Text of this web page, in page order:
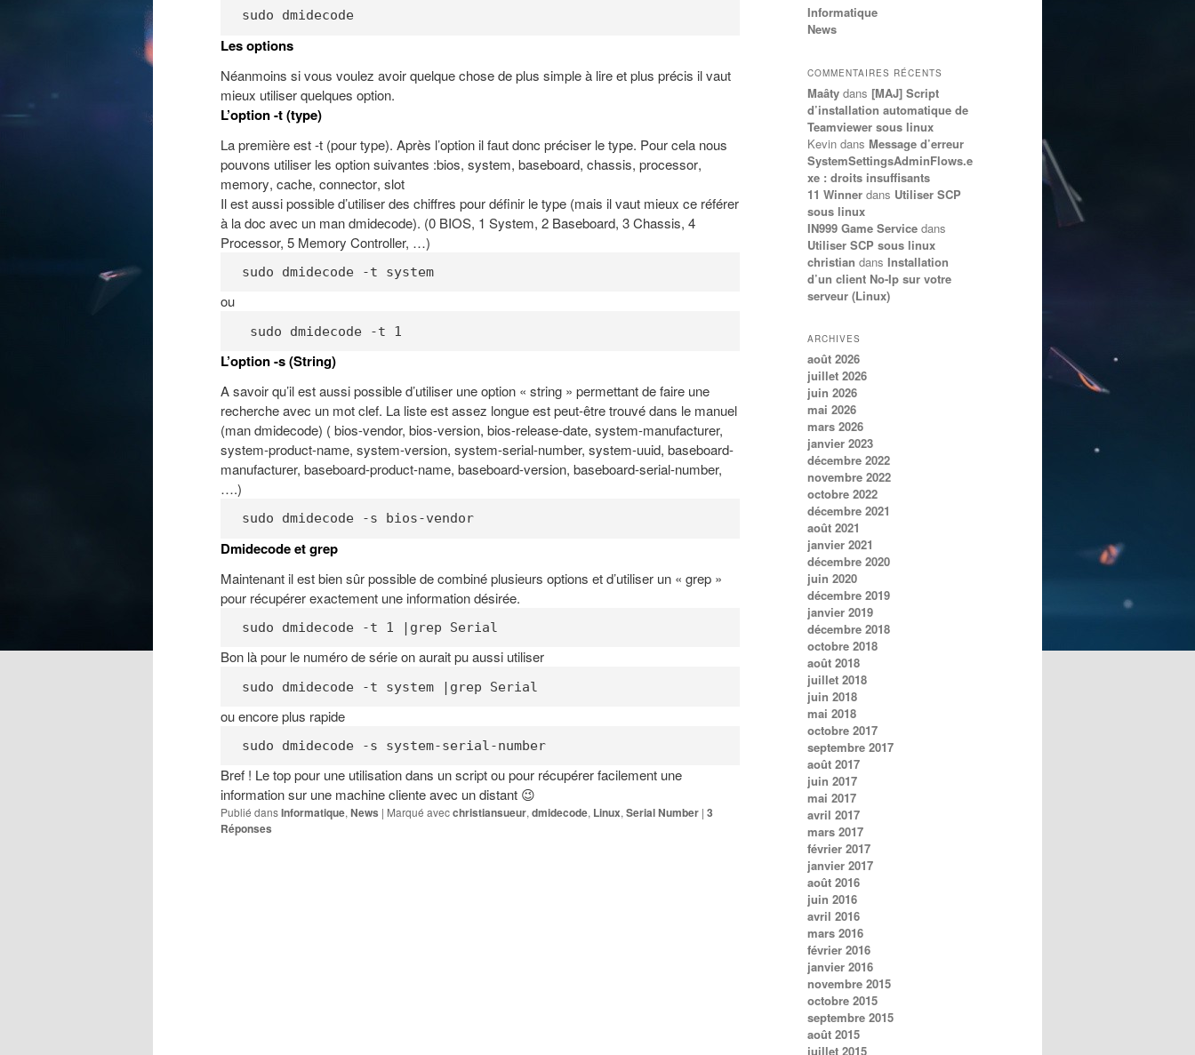
sudo dmidecode
Les options
Néanmoins si vous voulez avoir quelque chose de plus simple à lire et plus précis il vaut
mieux utiliser quelques option.
L’option -t (type)
La première est -t (pour type). Après l’option il faut donc préciser le type. Pour cela nous
pouvons utiliser les option suivantes :bios, system, baseboard, chassis, processor,
memory, cache, connector, slot
Il est aussi possible d’utiliser des chiffres pour définir le type (mais il vaut mieux ce référer
à la doc avec un man dmidecode). (0 BIOS, 1 System, 2 Baseboard, 3 Chassis, 4
Processor, 5 Memory Controller, …)
sudo dmidecode -t system
ou
sudo dmidecode -t 1
L’option -s (String)
A savoir qu’il est aussi possible d’utiliser une option « string » permettant de faire une
recherche avec un mot clef. La liste est assez longue est peut-être trouvé dans le manuel
(man dmidecode) ( bios-vendor, bios-version, bios-release-date, system-manufacturer,
system-product-name, system-version, system-serial-number, system-uuid, baseboard-
manufacturer, baseboard-product-name, baseboard-version, baseboard-serial-number,
….)
sudo dmidecode -s bios-vendor
Dmidecode et grep
Maintenant il est bien sûr possible de combiné plusieurs options et d’utiliser un « grep »
pour récupérer exactement une information désirée.
sudo dmidecode -t 1 |grep Serial
Bon là pour le numéro de série on aurait pu aussi utiliser
sudo dmidecode -t system |grep Serial
ou encore plus rapide
sudo dmidecode -s system-serial-number
Bref ! Le top pour une utilisation dans un script ou pour récupérer facilement une
information sur une machine cliente avec un distant 😉
Publié dansInformatique, News | Marqué avecchristiansueur, dmidecode, Linux, Serial Number | 3
Réponses
Informatique
News
COMMENTAIRES RÉCENTS
Maâty dans [MAJ] Script
d’installation automatique de
Teamviewer sous linux
Kevin dans Message d’erreur
SystemSettingsAdminFlows.e
xe : droits insuffisants
11 Winner dans Utiliser SCP
sous linux
IN999 Game Service dans
Utiliser SCP sous linux
christian dans Installation
d’un client No-Ip sur votre
serveur (Linux)
ARCHIVES
août 2026
juillet 2026
juin 2026
mai 2026
mars 2026
janvier 2023
décembre 2022
novembre 2022
octobre 2022
décembre 2021
août 2021
janvier 2021
décembre 2020
juin 2020
décembre 2019
janvier 2019
décembre 2018
octobre 2018
août 2018
juillet 2018
juin 2018
mai 2018
octobre 2017
septembre 2017
août 2017
juin 2017
mai 2017
avril 2017
mars 2017
février 2017
janvier 2017
août 2016
juin 2016
avril 2016
mars 2016
février 2016
janvier 2016
novembre 2015
octobre 2015
septembre 2015
août 2015
juillet 2015